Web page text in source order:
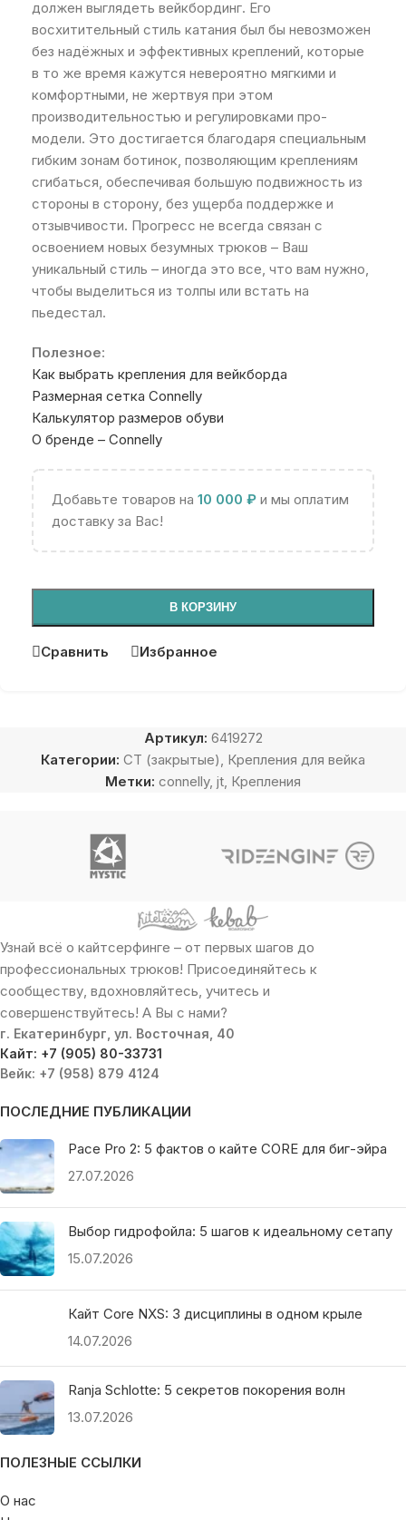
должен выглядеть вейкбординг. Его
восхитительный стиль катания был бы невозможен
без надёжных и эффективных креплений, которые
в то же время кажутся невероятно мягкими и
комфортными, не жертвуя при этом
производительностью и регулировками про-
модели. Это достигается благодаря специальным
гибким зонам ботинок, позволяющим креплениям
сгибаться, обеспечивая большую подвижность из
стороны в сторону, без ущерба поддержке и
отзывчивости. Прогресс не всегда связан с
освоением новых безумных трюков – Ваш
уникальный стиль – иногда это все, что вам нужно,
чтобы выделиться из толпы или встать на
пьедестал.
Полезное:
Как выбрать крепления для вейкборда
Размерная сетка Connelly
Калькулятор размеров обуви
О бренде – Connelly
Добавьте товаров на 10 000 ₽ и мы оплатим
доставку за Вас!
В КОРЗИНУ
Сравнить Избранное
Артикул: 6419272
Категории: CT (закрытые) Крепления для вейка
Метки: connelly, jt Крепления
Узнай всё о кайтсерфинге – от первых шагов до
профессиональных трюков! Присоединяйтесь к
сообществу, вдохновляйтесь, учитесь и
совершенствуйтесь! А Вы с нами?
г. Екатеринбург, ул. Восточная, 40
Кайт: +7 (905) 80-33731
Вейк: +7 (958) 879 4124
ПОСЛЕДНИЕ ПУБЛИКАЦИИ
Pace Pro 2: 5 фактов о кайте CORE для биг-эйра
27.07.2026
Выбор гидрофойла: 5 шагов к идеальному сетапу
15.07.2026
Кайт Core NXS: 3 дисциплины в одном крыле
14.07.2026
Ranja Schlotte: 5 секретов покорения волн
13.07.2026
ПОЛЕЗНЫЕ ССЫЛКИ
О нас